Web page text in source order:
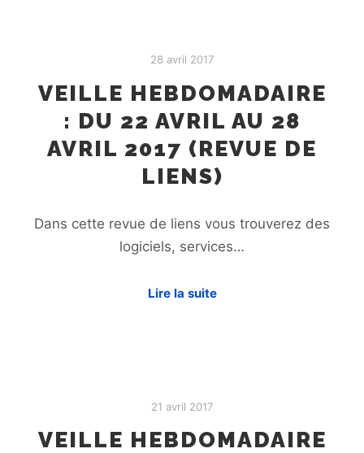
28 avril 2017
VEILLE HEBDOMADAIRE
: DU 22 AVRIL AU 28
AVRIL 2017 (REVUE DE
LIENS)
Dans cette revue de liens vous trouverez des
logiciels, services…
Lire la suite
21 avril 2017
VEILLE HEBDOMADAIRE